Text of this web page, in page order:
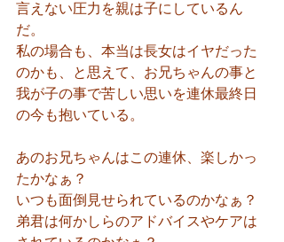
言えない圧力を親は子にしているん
だ。
私の場合も、本当は長女はイヤだった
のかも、と思えて、お兄ちゃんの事と
我が子の事で苦しい思いを連休最終日
の今も抱いている。
あのお兄ちゃんはこの連休、楽しかっ
たかなぁ？
いつも面倒見せられているのかなぁ？
弟君は何かしらのアドバイスやケアは